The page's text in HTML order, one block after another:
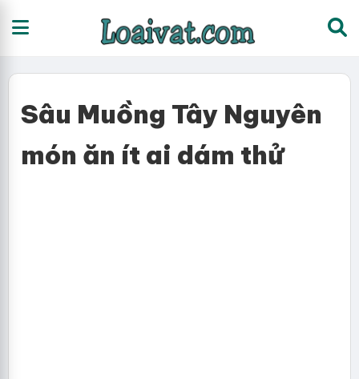
Sâu Muồng Tây Nguyên
món ăn ít ai dám thử